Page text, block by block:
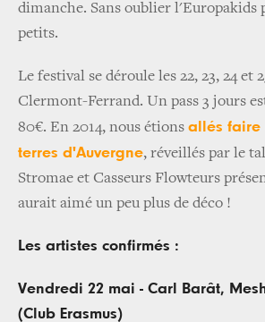
dimanche. Sans oublier l'Europakids
petits.
Le festival se déroule les 22, 23, 24 et
Clermont-Ferrand. Un pass 3 jours
80€. En 2014, nous étions allés faire
terres d'Auvergne, réveillés par le
Stromae et Casseurs Flowteurs
aurait aimé un peu plus de déco !
Les artistes confirmés :
Vendredi 22 mai - Carl Barât,
(Club Erasmus)